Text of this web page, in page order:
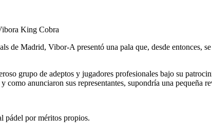
Madrid, Vibor-A presentó una pala que, desde entonces,
grupo de adeptos y jugadores profesionales bajo su
anunciaron sus representantes, supondría una pequeña
pádel por méritos propios.